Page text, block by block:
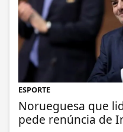
ESPORTE
Norueguesa que
pede renúncia de